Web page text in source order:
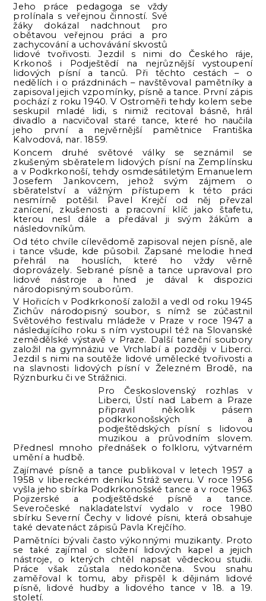
Jeho práce pedagoga se vždy
prolínala s veřejnou činností. Své
žáky dokázal nadchnout pro
obětavou veřejnou práci a pro
zachycování a uchovávání skvostů
lidové tvořivosti. Jezdil s nimi do Českého ráje,
Krkonoš i Podještědí na nejrůznější vystoupení
lidových písní a tanců. Při těchto cestách – o
nedělích i o prázdninách – navštěvoval pamětníky a
zapisoval jejich vzpomínky, písně a tance. První zápis
pochází z roku 1940. V Ostroměři tehdy kolem sebe
seskupil mladé lidi, s nimiž recitoval básně, hrál
divadlo a nacvičoval staré tance, které ho naučila
jeho první a nejvěrnější pamětnice Františka
Kalvodová, nar. 1859.
Koncem druhé světové války se seznámil se
zkušeným sběratelem lidových písní na Zemplínsku
a v Podkrkonoší, tehdy osmdesátiletým Emanuelem
Josefem Jankovcem, jehož svým zájmem o
sběratelství a vážným přístupem k této práci
nesmírně potěšil. Pavel Krejčí od něj převzal
zanícení, zkušenosti a pracovní klíč jako štafetu,
kterou nesl dále a předával ji svým žákům a
následovníkům.
Od této chvíle cílevědomě zapisoval nejen písně, ale
i tance všude, kde působil. Zapsané melodie hned
přehrál na houslích, které ho vždy věrně
doprovázely. Sebrané písně a tance upravoval pro
lidové nástroje a hned je dával k dispozici
národopisným souborům.
V Hořicích v Podkrkonoší založil a vedl od roku 1945
Zichův národopisný soubor, s nímž se zúčastnil
Světového festivalu mládeže v Praze v roce 1947 a
následujícího roku s ním vystoupil též na Slovanské
zemědělské výstavě v Praze. Další taneční soubory
založil na gymnáziu ve Vrchlabí a později v Liberci.
Jezdil s nimi na soutěže lidové umělecké tvořivosti a
na slavnosti lidových písní v Železném Brodě, na
Rýznburku či ve Strážnici.
Pro Československý rozhlas v
Liberci, Ústí nad Labem a Praze
připravil několik pásem
podkrkonošských a
podještědských písní s lidovou
muzikou a průvodním slovem.
Přednesl mnoho přednášek o folkloru, výtvarném
umění a hudbě.
Zajímavé písně a tance publikoval v letech 1957 a
1958 v libereckém deníku Stráž severu. V roce 1956
vyšla jeho sbírka Podkrkonošské tance a v roce 1963
Pojizerské a podještědské písně a tance.
Severočeské nakladatelství vydalo v roce 1980
sbírku Severní Čechy v lidové písni, která obsahuje
také devatenáct zápisů Pavla Krejčího.
Pamětníci bývali často výkonnými muzikanty. Proto
se také zajímal o složení lidových kapel a jejich
nástroje, o kterých chtěl napsat vědeckou studii.
Práce však zůstala nedokončena. Svou snahu
zaměřoval k tomu, aby přispěl k dějinám lidové
písně, lidové hudby a lidového tance v 18. a 19.
století.